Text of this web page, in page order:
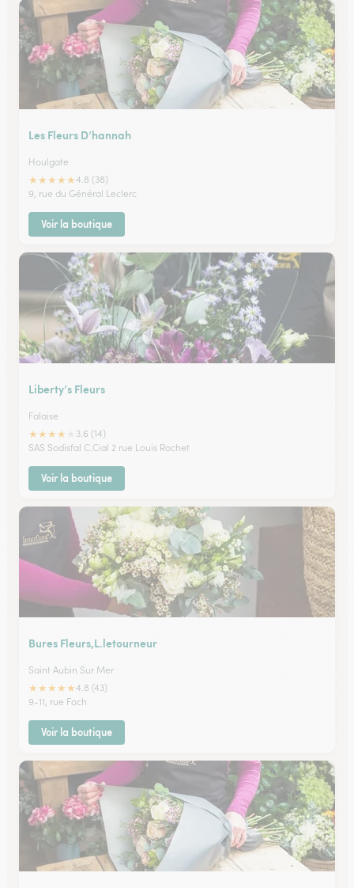
Les Fleurs D’hannah
Houlgate
★★★★★4.8 (38)
9, rue du Général Leclerc
Voir la boutique
Liberty’s Fleurs
Falaise
★★★★
3.6 (14)
SAS Sodisfal C.Cial 2 rue Louis Rochet
Voir la boutique
Bures Fleurs,L.letourneur
Saint Aubin Sur Mer
★★★★★4.8 (43)
9-11, rue Foch
Voir la boutique